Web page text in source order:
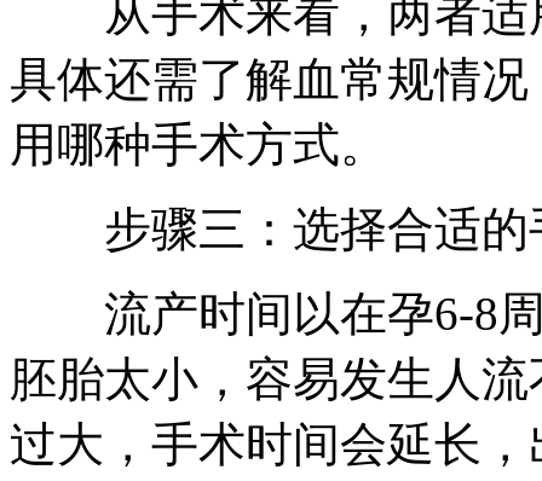
从手术来看，两者适
具体还需了解血常规情
用哪种手术方式。
步骤三：选择合适的
流产时间以在孕6-8周
胚胎太小，容易发生人
过大，手术时间会延长